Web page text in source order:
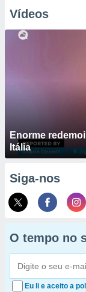
Vídeos
Enorme
Itália
Siga-nos
O tempo no
Eu li e aceito a